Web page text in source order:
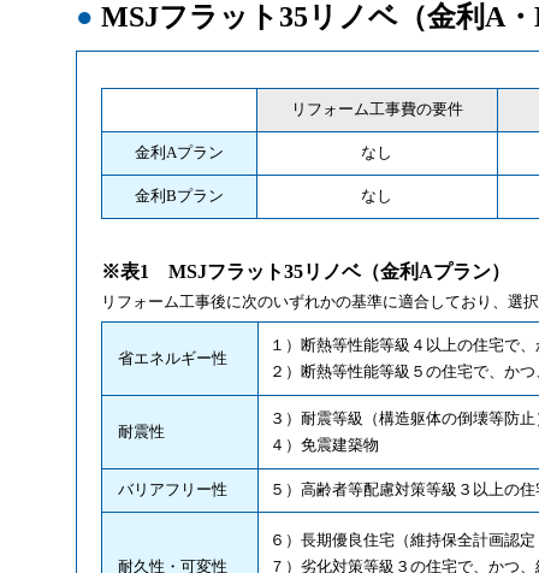
● MSJフラット35リノベ（金利A
リフォーム工事費の要件
金利Aプラン なし
金利Bプラン なし
※表1 MSJフラット35リノベ（金利Aプラン）
リフォーム工事後に次のいずれかの基準に適合しており、選
省エネルギー性
１）断熱等性能等級４以上の住宅で
２）断熱等性能等級５の住宅で、か
耐震性
３）耐震等級（構造躯体の倒壊等防
４）免震建築物
バリアフリー性 ５）高齢者等配慮対策等級３以上の住
耐久性・可変性
６）長期優良住宅（維持保全計画認定
７）劣化対策等級３の住宅で、かつ